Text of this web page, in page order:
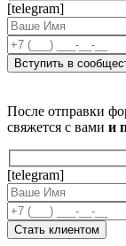
[telegram]
После отправки
свяжется с вами и
[telegram]